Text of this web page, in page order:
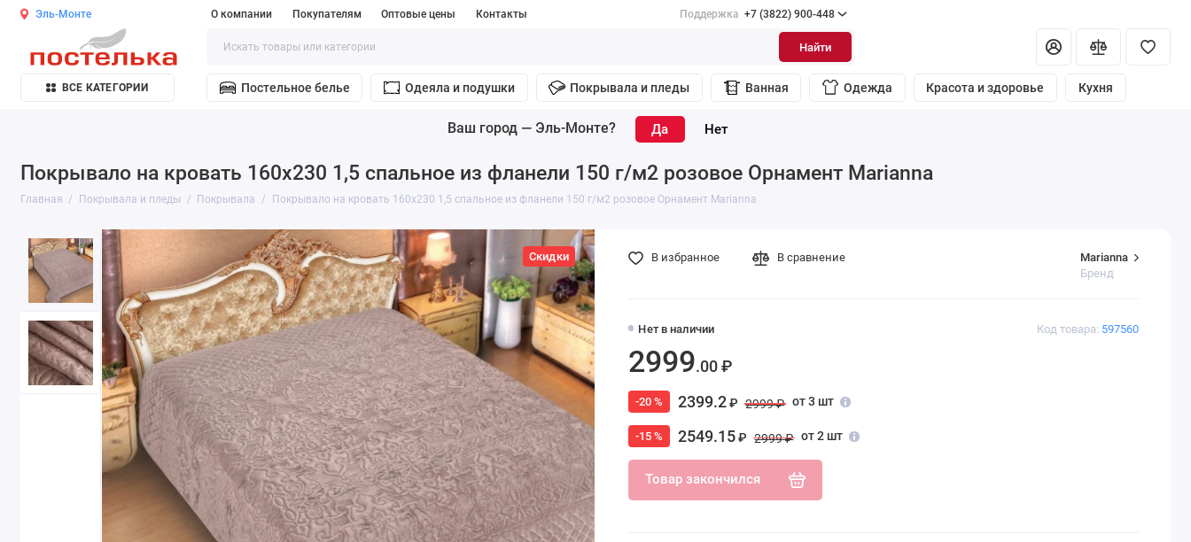
Эль-Монте О компании Покупателям Оптовые цены Контакты Поддержка +7 (3822) 900-448
Найти
ВСЕ КАТЕГОРИИ Постельное белье Одеяла и подушки Покрывала и пледы Ванная Одежда Красота и здоровье Кухня
Ваш город — Эль-Монте?
Покрывало на кровать 160х230 1,5 спальное из фланели 150 г/м2 розовое Орнамент Marianna
Главная Покрывала и пледы Покрывала Покрывало на кровать 160х230 1,5 спальное из фланели 150 г/м2 розовое Орнамент Marianna
Скидки
Код товара: 597560
Marianna
Бренд
Нет в наличии
2999.00 ₽
-20 % 2399.2₽ 2999 ₽ от 3 шт
-15 % 2549.15₽ 2999 ₽ от 2 шт
Товар закончился
В избранное В сравнение